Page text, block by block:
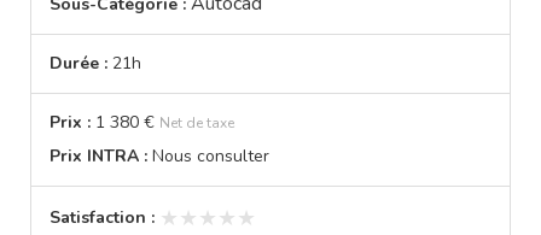
Durée : 21h
Prix : 1 380 € Net de taxe
Prix INTRA : Nous consulter
Satisfaction : ★★★★★
★★★★★